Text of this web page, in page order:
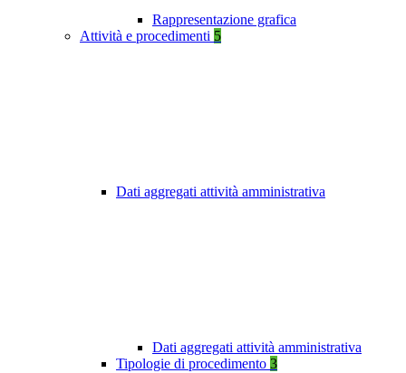
Rappresentazione grafica
Attività e procedimenti 5
Dati aggregati attività amministrativa
Dati aggregati attività amministrativa
Tipologie di procedimento 3